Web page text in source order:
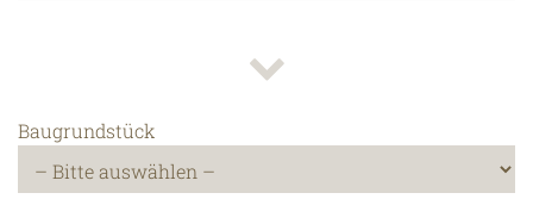
Baugrundstück